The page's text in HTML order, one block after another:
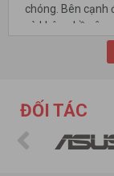
chóng. Bên cạnh
và không hề
yên tâm sử
vượt trội so với
7cm đảm bảo
ĐỐI TÁC